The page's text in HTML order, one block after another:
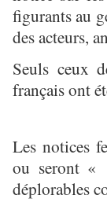
figurants au
des acteurs,
Seuls ceux
français ont
Les notices
ou seront «
déplorables